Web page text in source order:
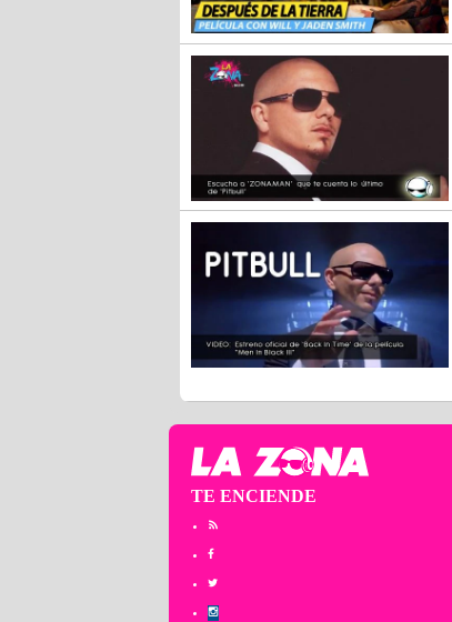
TE ENCIENDE